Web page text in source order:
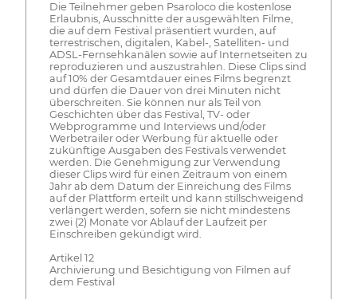
Die Teilnehmer geben Psaroloco die kostenlose
Erlaubnis, Ausschnitte der ausgewählten Filme,
die auf dem Festival präsentiert wurden, auf
terrestrischen, digitalen, Kabel-, Satelliten- und
ADSL-Fernsehkanälen sowie auf Internetseiten zu
reproduzieren und auszustrahlen. Diese Clips sind
auf 10% der Gesamtdauer eines Films begrenzt
und dürfen die Dauer von drei Minuten nicht
überschreiten. Sie können nur als Teil von
Geschichten über das Festival, TV- oder
Webprogramme und Interviews und/oder
Werbetrailer oder Werbung für aktuelle oder
zukünftige Ausgaben des Festivals verwendet
werden. Die Genehmigung zur Verwendung
dieser Clips wird für einen Zeitraum von einem
Jahr ab dem Datum der Einreichung des Films
auf der Plattform erteilt und kann stillschweigend
verlängert werden, sofern sie nicht mindestens
zwei (2) Monate vor Ablauf der Laufzeit per
Einschreiben gekündigt wird.
Artikel 12
Archivierung und Besichtigung von Filmen auf
dem Festival